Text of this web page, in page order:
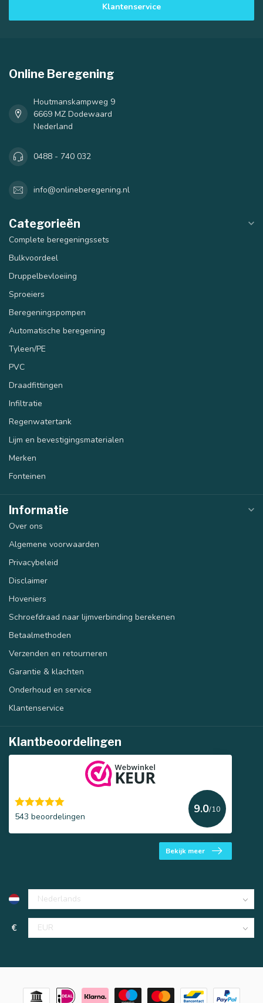
Klantenservice
Online Beregening
Houtmanskampweg 9
6669 MZ Dodewaard
Nederland
0488 - 740 032
info@onlineberegening.nl
Categorieën
Complete beregeningssets
Bulkvoordeel
Druppelbevloeiing
Sproeiers
Beregeningspompen
Automatische beregening
Tyleen/PE
PVC
Draadfittingen
Infiltratie
Regenwatertank
Lijm en bevestigingsmaterialen
Merken
Fonteinen
Informatie
Over ons
Algemene voorwaarden
Privacybeleid
Disclaimer
Hoveniers
Schroefdraad naar lijmverbinding berekenen
Betaalmethoden
Verzenden en retourneren
Garantie & klachten
Onderhoud en service
Klantenservice
Klantbeoordelingen
543 beoordelingen
9.0/10
Bekijk meer
€